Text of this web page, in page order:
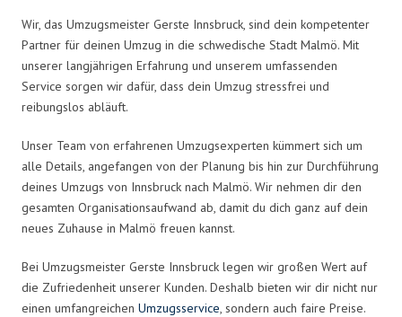
Wir, das Umzugsmeister Gerste Innsbruck, sind dein kompetenter
Partner für deinen Umzug in die schwedische Stadt Malmö. Mit
unserer langjährigen Erfahrung und unserem umfassenden
Service sorgen wir dafür, dass dein Umzug stressfrei und
reibungslos abläuft.
Unser Team von erfahrenen Umzugsexperten kümmert sich um
alle Details, angefangen von der Planung bis hin zur Durchführung
deines Umzugs von Innsbruck nach Malmö. Wir nehmen dir den
gesamten Organisationsaufwand ab, damit du dich ganz auf dein
neues Zuhause in Malmö freuen kannst.
Bei Umzugsmeister Gerste Innsbruck legen wir großen Wert auf
die Zufriedenheit unserer Kunden. Deshalb bieten wir dir nicht nur
einen umfangreichen Umzugsservice, sondern auch faire Preise.